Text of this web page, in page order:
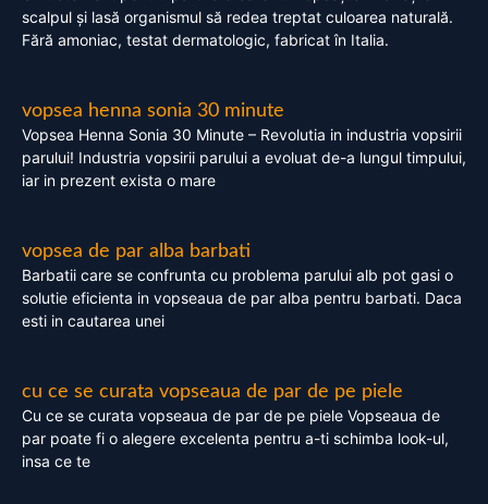
scalpul și lasă organismul să redea treptat culoarea naturală.
Fără amoniac, testat dermatologic, fabricat în Italia.
vopsea henna sonia 30 minute
Vopsea Henna Sonia 30 Minute – Revolutia in industria vopsirii
parului! Industria vopsirii parului a evoluat de-a lungul timpului,
iar in prezent exista o mare
vopsea de par alba barbati
Barbatii care se confrunta cu problema parului alb pot gasi o
solutie eficienta in vopseaua de par alba pentru barbati. Daca
esti in cautarea unei
cu ce se curata vopseaua de par de pe piele
Cu ce se curata vopseaua de par de pe piele Vopseaua de
par poate fi o alegere excelenta pentru a-ti schimba look-ul,
insa ce te